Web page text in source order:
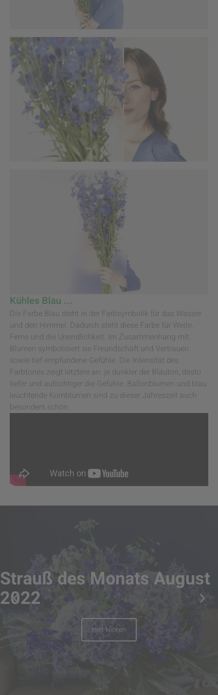
Kühles Blau ...
Die Farbe Blau steht in der Farbsymbolik für das Wasser
und den Himmel. Dadurch steht diese Farbe für Weite,
Ferne und die Unendlichkeit. Im Zusammenhang mit
Blumen symbolisiert sie Freundschaft und Vertrauen
sowie tief empfundene Gefühle. Die Intensität des
Farbtones zeigt letztere an: je dunkler der Blauton, desto
tiefer und aufrichtiger die Gefühle. Ballonblumen und blau
leuchtende Kornblumen sind zu dieser Jahreszeit auch
besonders schön.
Strauß des Monats August
2022
Hier klicken